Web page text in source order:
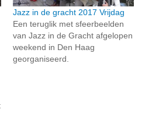
Jazz in de gracht 2017 Vrijdag
Een teruglik met sfeerbeelden
van Jazz in de Gracht afgelopen
weekend in Den Haag
georganiseerd.